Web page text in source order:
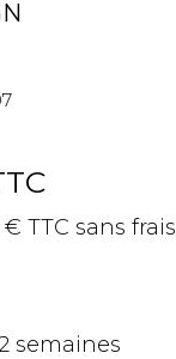
€ TTC sans frais
semaines